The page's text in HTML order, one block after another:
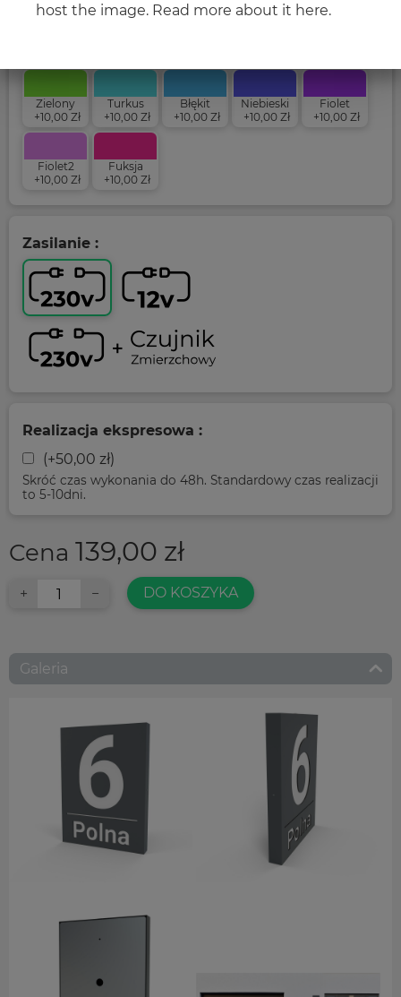
Zielony
+10,00Zł
Turkus
+10,00Zł
Błękit
+10,00Zł
Niebieski
+10,00Zł
Fiolet
+10,00Zł
Fiolet2
+10,00Zł
Fuksja
+10,00Zł
Zasilanie :
Realizacja ekspresowa :
(+50,00 zł)
Skróć czas wykonania do 48h. Standardowy czas realizacji
to 5-10dni.
Cena 139,00 zł
+ − DO KOSZYKA
Galeria
host the image. Read more about it here.